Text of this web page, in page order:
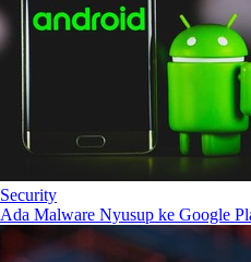
Security
Ada Malware Nyusup ke Google